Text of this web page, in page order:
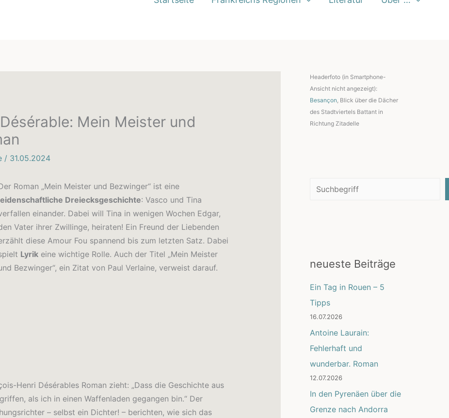
Mein Meister und
/ 31.05.2024
Roman „Mein Meister und Bezwinger“ ist eine
Dreiecksgeschichte: Vasco und Tina
einander. Dabei will Tina in wenigen Wochen Edgar,
Vater ihrer Zwillinge, heiraten! Ein Freund der Liebenden
diese Amour Fou spannend bis zum letzten Satz. Dabei
Lyrik eine wichtige Rolle. Auch der Titel „Mein Meister
Bezwinger“, ein Zitat von Paul Verlaine, verweist darauf.
Henri Désérables Roman zieht: „Dass die Geschichte aus
als ich in einen Waffenladen gegangen bin.“ Der
– selbst ein Dichter! – berichten, wie sich das
Headerfoto (in Smartphone-
Ansicht nicht angezeigt):
Besançon, Blick über die Dächer
des Stadtviertels Battant in
Richtung Zitadelle
Suchen
neueste Beiträge
Ein Tag in Rouen – 5
Tipps
16.07.2026
Antoine Laurain:
Fehlerhaft und
wunderbar. Roman
12.07.2026
In den Pyrenäen über die
Grenze nach Andorra